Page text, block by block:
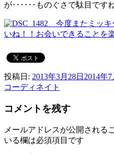
が･･････ものぐさで駄目です
今度またミッキ
いね！！お会いできることを
投稿日: 2013年3月28日 2014年7
コーディネイト
コメントを残す
メールアドレスが公開される
いる欄は必須項目です